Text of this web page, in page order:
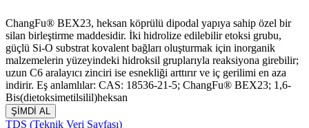
ChangFu® BEX23, heksan köprülü dipodal yapıya sahip özel bir
silan birleştirme maddesidir. İki hidrolize edilebilir etoksi grubu,
güçlü Si-O substrat kovalent bağları oluşturmak için inorganik
malzemelerin yüzeyindeki hidroksil gruplarıyla reaksiyona girebilir;
uzun C6 aralayıcı zinciri ise esnekliği arttırır ve iç gerilimi en aza
indirir. Eş anlamlılar: CAS: 18536-21-5; ChangFu® BEX23; 1,6-
Bis(dietoksimetilsilil)heksan
ŞİMDİ AL
TDS (Teknik Veri Sayfası)